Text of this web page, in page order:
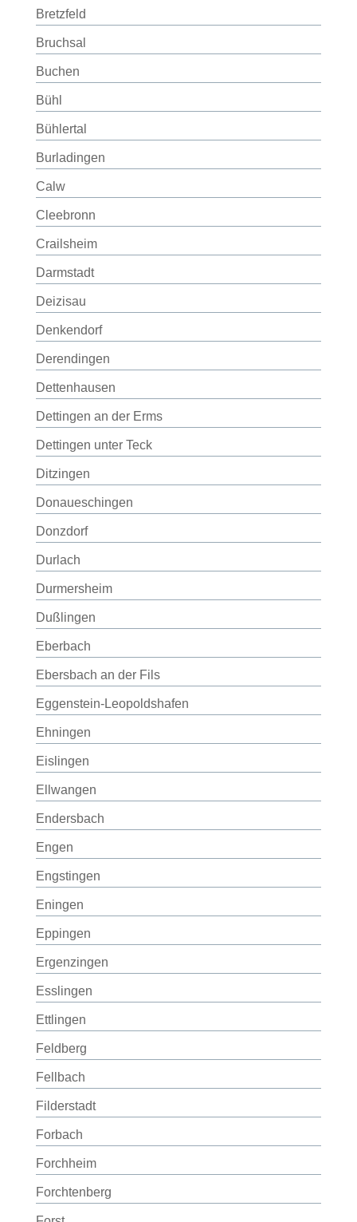
Bretzfeld
Bruchsal
Buchen
Bühl
Bühlertal
Burladingen
Calw
Cleebronn
Crailsheim
Darmstadt
Deizisau
Denkendorf
Derendingen
Dettenhausen
Dettingen an der Erms
Dettingen unter Teck
Ditzingen
Donaueschingen
Donzdorf
Durlach
Durmersheim
Dußlingen
Eberbach
Ebersbach an der Fils
Eggenstein-Leopoldshafen
Ehningen
Eislingen
Ellwangen
Endersbach
Engen
Engstingen
Eningen
Eppingen
Ergenzingen
Esslingen
Ettlingen
Feldberg
Fellbach
Filderstadt
Forbach
Forchheim
Forchtenberg